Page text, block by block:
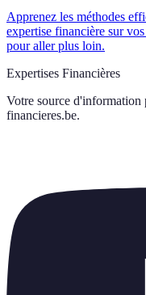
Apprenez les méthodes
expertise financière sur
pour aller plus loin.
Expertises Financières
Votre source d'information
financieres.be.